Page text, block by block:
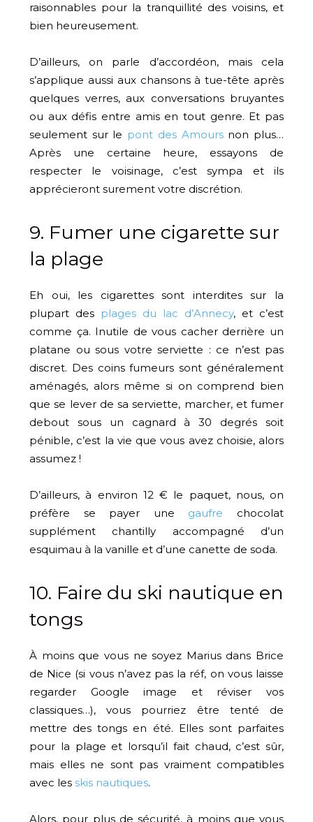
raisonnables pour la tranquillité des voisins, et
bien heureusement.
D’ailleurs, on parle d’accordéon, mais cela
s’applique aussi aux chansons à tue-tête après
quelques verres, aux conversations bruyantes
ou aux défis entre amis en tout genre. Et pas
seulement sur le pont des Amoursnon plus…
Après une certaine heure, essayons de
respecter le voisinage, c’est sympa et ils
apprécieront surement votre discrétion.
9. Fumer une cigarette sur
la plage
Eh oui, les cigarettes sont interdites sur la
plupart des plages du lac d’Annecy, et c’est
comme ça. Inutile de vous cacher derrière un
platane ou sous votre serviette : ce n’est pas
discret. Des coins fumeurs sont généralement
aménagés, alors même si on comprend bien
que se lever de sa serviette, marcher, et fumer
debout sous un cagnard à 30 degrés soit
pénible, c’est la vie que vous avez choisie, alors
assumez !
D’ailleurs, à environ 12 € le paquet, nous, on
préfère se payer une gaufre chocolat
supplément chantilly accompagné d’un
esquimau à la vanille et d’une canette de soda.
10. Faire du ski nautique en
tongs
À moins que vous ne soyez Marius dans Brice
de Nice (si vous n’avez pas la réf, on vous laisse
regarder Google image et réviser vos
classiques…), vous pourriez être tenté de
mettre des tongs en été. Elles sont parfaites
pour la plage et lorsqu’il fait chaud, c’est sûr,
mais elles ne sont pas vraiment compatibles
avec les skis nautiques.
Alors, pour plus de sécurité, à moins que vous